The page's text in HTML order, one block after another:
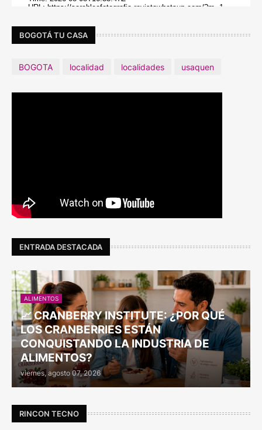
BOGOTÁ TU CASA
BOGOTA localidad localidades usaquen
ENTRADA DESTACADA
ALIMENTOS
📈 CRANBERRY INSTITUTE: ¿POR QUÉ
LOS CRANBERRIES ESTÁN
CONQUISTANDO LA INDUSTRIA DE
ALIMENTOS?
viernes, agosto 07, 2026
RINCON TECNO